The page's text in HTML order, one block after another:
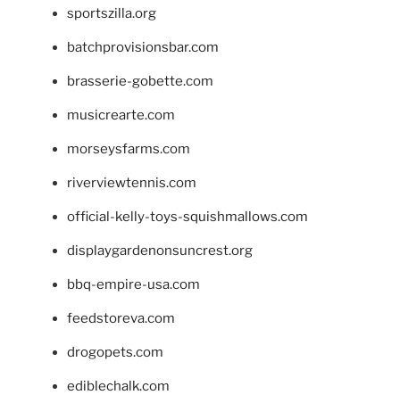
sportszilla.org
batchprovisionsbar.com
brasserie-gobette.com
musicrearte.com
morseysfarms.com
riverviewtennis.com
official-kelly-toys-squishmallows.com
displaygardenonsuncrest.org
bbq-empire-usa.com
feedstoreva.com
drogopets.com
ediblechalk.com